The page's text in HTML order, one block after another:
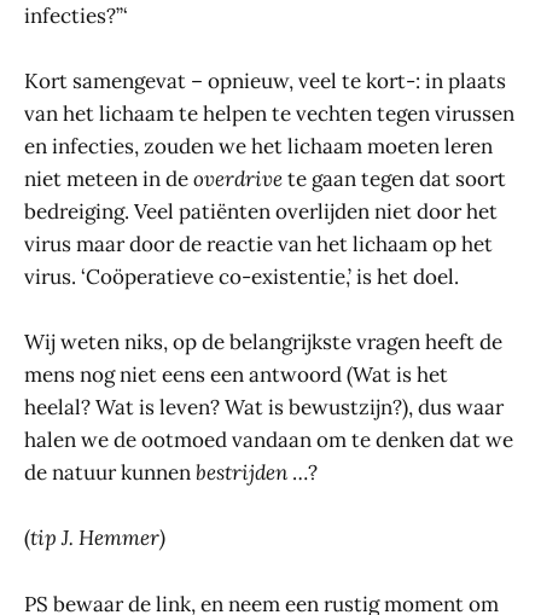
infecties?”‘
Kort samengevat – opnieuw, veel te kort-: in plaats
van het lichaam te helpen te vechten tegen virussen
en infecties, zouden we het lichaam moeten leren
niet meteen in deoverdrivete gaan tegen dat soort
bedreiging. Veel patiënten overlijden niet door het
virus maar door de reactie van het lichaam op het
virus. ‘Coöperatieve co-existentie,’ is het doel.
Wij weten niks, op de belangrijkste vragen heeft de
mens nog niet eens een antwoord (Wat is het
heelal? Wat is leven? Wat is bewustzijn?), dus waar
halen we de ootmoed vandaan om te denken dat we
de natuur kunnenbestrijden …?
(tip J. Hemmer)
PS bewaar de link, en neem een rustig moment om